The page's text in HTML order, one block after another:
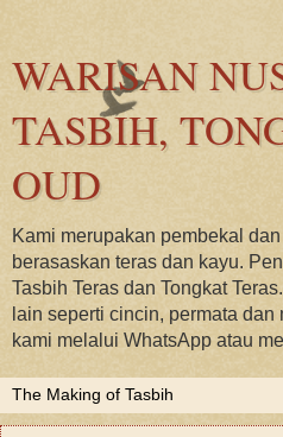
WARISAN
TASBIH,
OUD
Kami merupakan pembekal
berasaskan teras dan kayu.
Tasbih Teras dan Tongkat
lain seperti cincin, permata
kami melalui WhatsApp atau